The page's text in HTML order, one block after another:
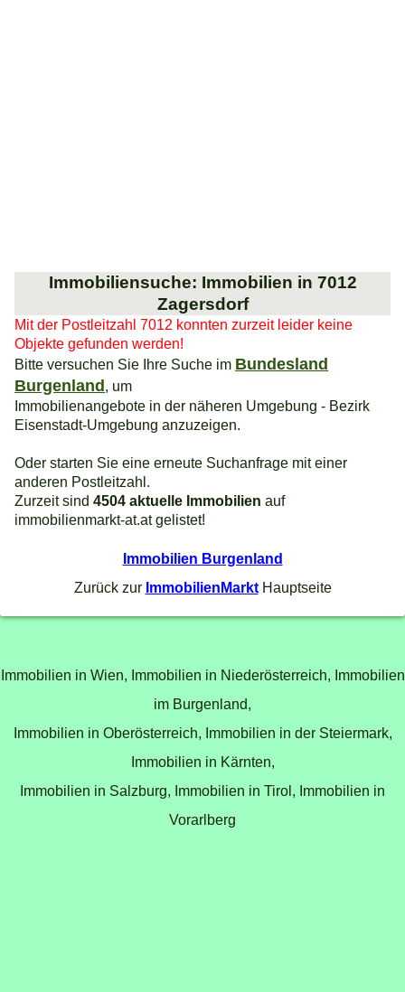
Immobiliensuche: Immobilien in 7012
Zagersdorf
Mit der Postleitzahl 7012 konnten zurzeit leider keine
Objekte gefunden werden!
Bitte versuchen Sie Ihre Suche im Bundesland
Burgenland , um
Immobilienangebote in der näheren Umgebung - Bezirk
Eisenstadt-Umgebung anzuzeigen.
Oder starten Sie eine erneute Suchanfrage mit einer
anderen Postleitzahl.
Zurzeit sind4504 aktuelle Immobilien auf
immobilienmarkt-at.at gelistet!
Immobilien Burgenland
Zurück zur ImmobilienMarktHauptseite
Immobilien in Wien, Immobilien in Niederösterreich, Immobilien
im Burgenland,
Immobilien in Oberösterreich, Immobilien in der Steiermark,
Immobilien in Kärnten,
Immobilien in Salzburg, Immobilien in Tirol, Immobilien in
Vorarlberg